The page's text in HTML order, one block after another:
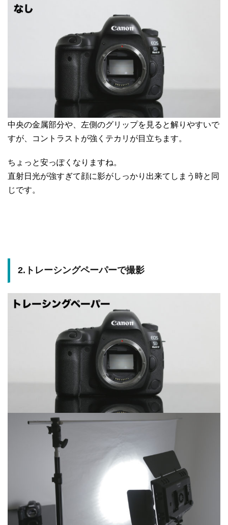
中央の金属部分や、左側のグリップを見ると解りやすいで
すが、コントラストが強くテカリが目立ちます。
ちょっと安っぽくなりますね。
直射日光が強すぎて顔に影がしっかり出来てしまう時と同
じです。
2.トレーシングペーパーで撮影